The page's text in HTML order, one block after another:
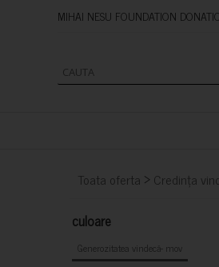
MIHAI NESU
Toata oferta > Credința
culoare
Generozitatea vindecă- mov